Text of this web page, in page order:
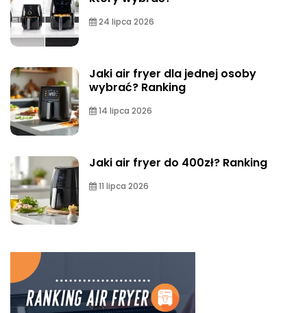
24 lipca 2026
Jaki air fryer dla jednej osoby
wybrać? Ranking
14 lipca 2026
Jaki air fryer do 400zł? Ranking
11 lipca 2026